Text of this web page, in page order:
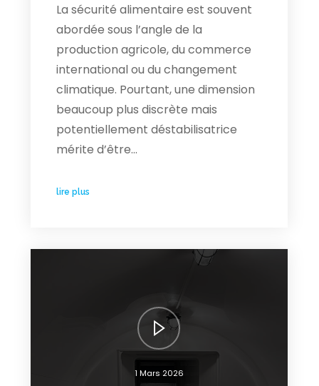
La sécurité alimentaire est souvent
abordée sous l’angle de la
production agricole, du commerce
international ou du changement
climatique. Pourtant, une dimension
beaucoup plus discrète mais
potentiellement déstabilisatrice
mérite d’être…
lire plus
1 Mars 2026